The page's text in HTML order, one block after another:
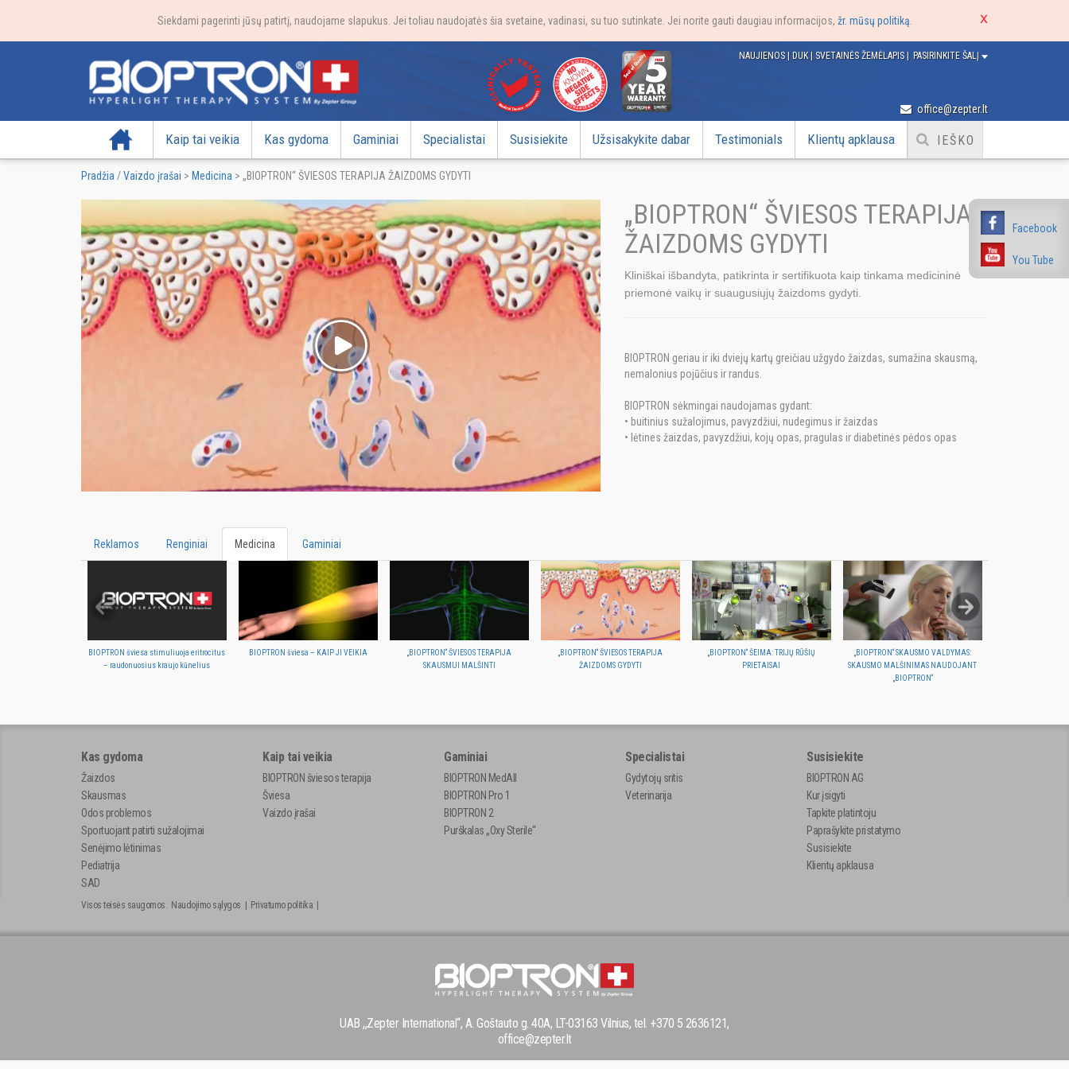
Siekdami pagerinti jūsų patirtį, naudojame slapukus. Jei toliau naudojatės šia svetaine, vadinasi, su tuo sutinkate. Jei norite gauti daugiau informacijos, žr. mūsų politiką
Facebook
You Tube
PASIRINKITE ŠALĮ
NAUJIENOS | DUK | SVETAINĖS ŽEMĖLAPIS |
office@zepter.lt
Pradžia Kaip tai veikia Kas gydoma Gaminiai Specialistai Susisiekite Užsisakykite dabar Testimonials Klientų apklausa
Pradžia /Vaizdo įrašai > Medicina > „BIOPTRON“ ŠVIESOS TERAPIJA ŽAIZDOMS GYDYTI
„BIOPTRON“ ŠVIESOS TERAPIJA
ŽAIZDOMS GYDYTI
Kliniškai išbandyta, patikrinta ir sertifikuota kaip tinkama medicininė
priemonė vaikų ir suaugusiųjų žaizdoms gydyti.
BIOPTRON geriau ir iki dviejų kartų greičiau užgydo žaizdas, sumažina skausmą,
nemalonius pojūčius ir randus.
BIOPTRON sėkmingai naudojamas gydant:
• buitinius sužalojimus, pavyzdžiui, nudegimus ir žaizdas
• lėtines žaizdas, pavyzdžiui, kojų opas, pragulas ir diabetinės pėdos opas
Reklamos Renginiai Medicina Gaminiai
BIOPTRON šviesa stimuliuoja eritrocitus
– raudonuosius kraujo kūnelius
BIOPTRON šviesa – KAIP JI VEIKIA
„BIOPTRON“ ŠVIESOS TERAPIJA
SKAUSMUI MALŠINTI
„BIOPTRON“ ŠVIESOS TERAPIJA
ŽAIZDOMS GYDYTI
„BIOPTRON“ ŠEIMA: TRIJŲ RŪŠIŲ
PRIETAISAI
„BIOPTRON“ SKAUSMO VALDYMAS:
SKAUSMO MALŠINIMAS NAUDOJANT
„BIOPTRON“
Kas gydoma
Žaizdos
Skausmas
Odos problemos
Sportuojant patirti sužalojimai
Senėjimo lėtinimas
Pediatrija
SAD
Kaip tai veikia
BIOPTRON šviesos terapija
Šviesa
Vaizdo įrašai
Gaminiai
BIOPTRON MedAll
BIOPTRON Pro 1
BIOPTRON 2
Purškalas „Oxy Sterile“
Specialistai
Gydytojų sritis
Veterinarija
Susisiekite
BIOPTRON AG
Kur įsigyti
Tapkite platintoju
Paprašykite pristatymo
Susisiekite
Klientų apklausa
Visos teisės saugomos. Naudojimo sąlygos | Privatumo politika |
UAB ,,Zepter International“, A. Goštauto g. 40A, LT-03163 Vilnius, tel. +370 5 2636121,
office@zepter.lt